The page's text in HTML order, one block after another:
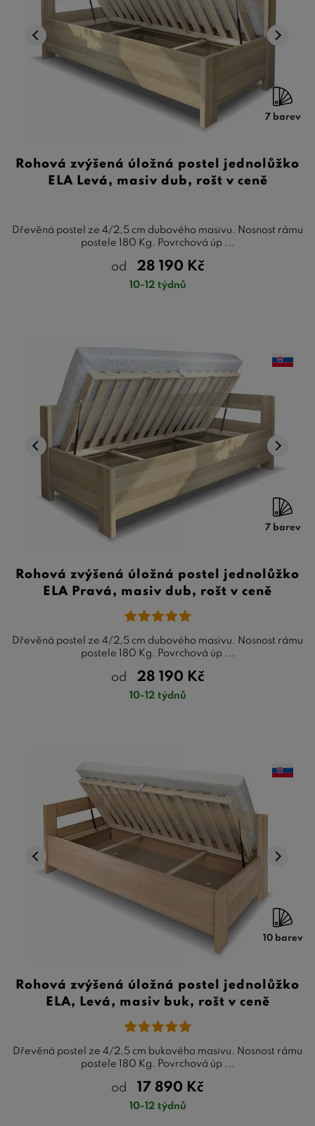
7 barev
Rohová zvýšená úložná postel jednolůžko
ELA Levá, masiv dub, rošt v ceně
Dřevěná postel ze 4/2,5 cm dubového masivu. Nosnost rámu
postele 180 Kg. Povrchová úp ...
od 28 190 Kč
10-12 týdnů
7 barev
Rohová zvýšená úložná postel jednolůžko
ELA Pravá, masiv dub, rošt v ceně
Dřevěná postel ze 4/2,5 cm dubového masivu. Nosnost rámu
postele 180 Kg. Povrchová úp ...
od 28 190 Kč
10-12 týdnů
10 barev
Rohová zvýšená úložná postel jednolůžko
ELA, Levá, masiv buk, rošt v ceně
Dřevěná postel ze 4/2,5 cm bukového masivu. Nosnost rámu
postele 180 Kg. Povrchová úp ...
od 17 890 Kč
10-12 týdnů